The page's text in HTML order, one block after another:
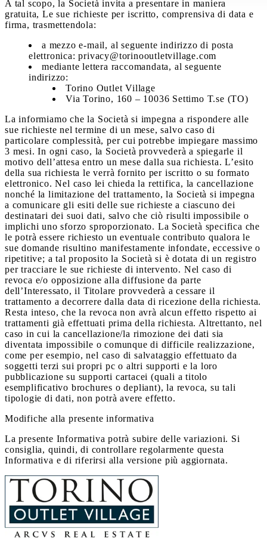
A tal scopo, la Società invita a presentare in maniera
gratuita, Le sue richieste per iscritto, comprensiva di data e
firma, trasmettendola:
a mezzo e-mail, al seguente indirizzo di posta
elettronica: privacy@torinooutletvillage.com
mediante lettera raccomandata, al seguente
indirizzo:
Torino Outlet Village
Via Torino, 160 – 10036 Settimo T.se (TO)
La informiamo che la Società si impegna a rispondere alle
sue richieste nel termine di un mese, salvo caso di
particolare complessità, per cui potrebbe impiegare massimo
3 mesi. In ogni caso, la Società provvederà a spiegarle il
motivo dell’attesa entro un mese dalla sua richiesta. L’esito
della sua richiesta le verrà fornito per iscritto o su formato
elettronico. Nel caso lei chieda la rettifica, la cancellazione
nonché la limitazione del trattamento, la Società si impegna
a comunicare gli esiti delle sue richieste a ciascuno dei
destinatari dei suoi dati, salvo che ciò risulti impossibile o
implichi uno sforzo sproporzionato. La Società specifica che
le potrà essere richiesto un eventuale contributo qualora le
sue domande risultino manifestamente infondate, eccessive o
ripetitive; a tal proposito la Società si è dotata di un registro
per tracciare le sue richieste di intervento. Nel caso di
revoca e/o opposizione alla diffusione da parte
dell’Interessato, il Titolare provvederà a cessare il
trattamento a decorrere dalla data di ricezione della richiesta.
Resta inteso, che la revoca non avrà alcun effetto rispetto ai
trattamenti già effettuati prima della richiesta. Altrettanto, nel
caso in cui la cancellazione/la rimozione dei dati sia
diventata impossibile o comunque di difficile realizzazione,
come per esempio, nel caso di salvataggio effettuato da
soggetti terzi sui propri pc o altri supporti e la loro
pubblicazione su supporti cartacei (quali a titolo
esemplificativo brochures o depliant), la revoca, su tali
tipologie di dati, non potrà avere effetto.
Modifiche alla presente informativa
La presente Informativa potrà subire delle variazioni. Si
consiglia, quindi, di controllare regolarmente questa
Informativa e di riferirsi alla versione più aggiornata.